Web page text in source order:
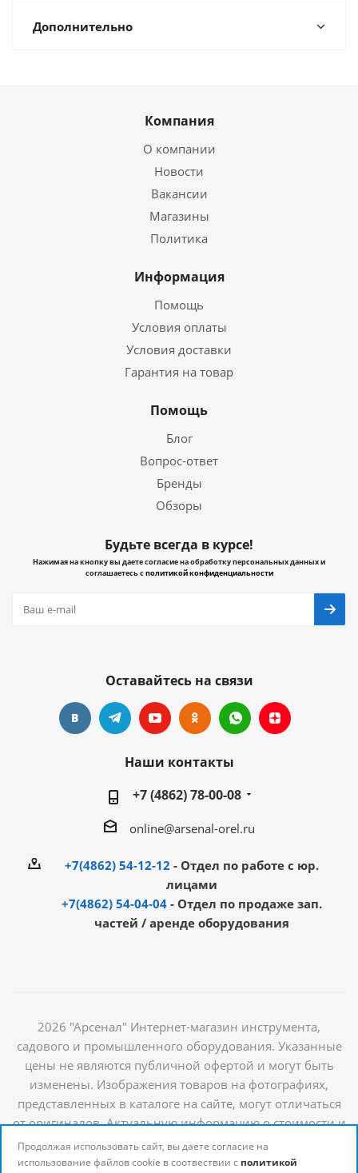
Дополнительно
Компания
О компании
Новости
Вакансии
Магазины
Политика
Информация
Помощь
Условия оплаты
Условия доставки
Гарантия на товар
Помощь
Блог
Вопрос-ответ
Бренды
Обзоры
Будьте всегда в курсе!
Нажимая на кнопку вы даете согласие на обработку персональных данных и
соглашаетесь сполитикой конфиденциальности
Оставайтесь на связи
Наши контакты
+7 (4862) 78-00-08
online@arsenal-orel.ru
+7(4862) 54-12-12 - Отдел по работе с юр.
лицами
+7(4862) 54-04-04 - Отдел по продаже зап.
частей / аренде оборудования
2026 "Арсенал" Интернет-магазин инструмента,
садового и промышленного оборудования. Указанные
цены не являются публичной офертой и могут быть
изменены. Изображения товаров на фотографиях,
представленных в каталоге на сайте, могут отличаться
от оригиналов. Актуальную информацию о стоимости и
наличии товаров можно получить у наших
менеджеров
Продолжая использовать сайт, вы даете согласие на
использование файлов cookie в соотвествии с политикой